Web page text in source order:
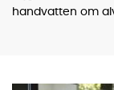
handvatten om